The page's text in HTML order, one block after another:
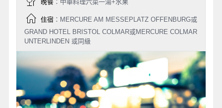
晚餐：中華料理六菜一湯+水果
住宿：MERCURE AM MESSEPLATZ OFFENBURG或
GRAND HOTEL BRISTOL COLMAR或MERCURE COLMAR
UNTERLINDEN 或同級